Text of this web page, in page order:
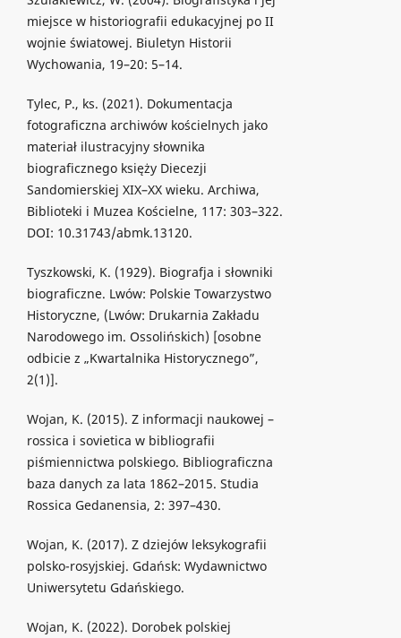
miejsce w historiografii edukacyjnej po II
wojnie światowej. Biuletyn Historii
Wychowania, 19–20: 5–14.
Tylec, P., ks. (2021). Dokumentacja
fotograficzna archiwów kościelnych jako
materiał ilustracyjny słownika
biograficznego księży Diecezji
Sandomierskiej XIX–XX wieku. Archiwa,
Biblioteki i Muzea Kościelne, 117: 303–322.
DOI: 10.31743/abmk.13120.
Tyszkowski, K. (1929). Biografja i słowniki
biograficzne. Lwów: Polskie Towarzystwo
Historyczne, (Lwów: Drukarnia Zakładu
Narodowego im. Ossolińskich) [osobne
odbicie z „Kwartalnika Historycznego”,
2(1)].
Wojan, K. (2015). Z informacji naukowej –
rossica i sovietica w bibliografii
piśmiennictwa polskiego. Bibliograficzna
baza danych za lata 1862–2015. Studia
Rossica Gedanensia, 2: 397–430.
Wojan, K. (2017). Z dziejów leksykografii
polsko-rosyjskiej. Gdańsk: Wydawnictwo
Uniwersytetu Gdańskiego.
Wojan, K. (2022). Dorobek polskiej